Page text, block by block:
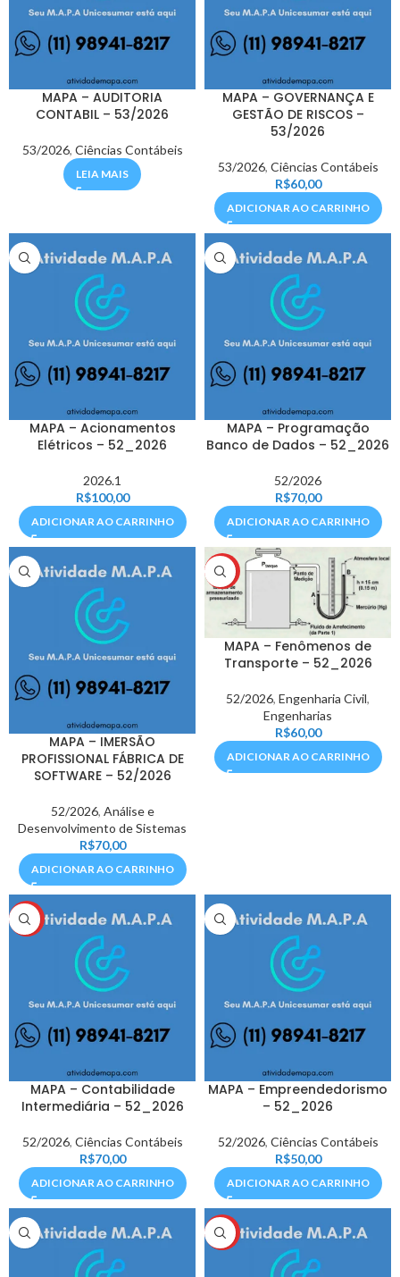
MAPA – AUDITORIA
CONTABIL – 53/2026
53/2026, Ciências Contábeis
LEIA MAIS
MAPA – GOVERNANÇA E
GESTÃO DE RISCOS –
53/2026
53/2026, Ciências Contábeis
R$60,00
ADICIONAR AO CARRINHO
MAPA – Acionamentos
Elétricos – 52_2026
2026.1
R$100,00
ADICIONAR AO CARRINHO
MAPA – Programação
Banco de Dados – 52_2026
52/2026
R$70,00
ADICIONAR AO CARRINHO
MAPA – IMERSÃO
PROFISSIONAL FÁBRICA DE
SOFTWARE – 52/2026
52/2026, Análise e
Desenvolvimento de Sistemas
R$70,00
ADICIONAR AO CARRINHO
HOT
MAPA – Fenômenos de
Transporte – 52_2026
52/2026, Engenharia Civil,
Engenharias
R$60,00
ADICIONAR AO CARRINHO
HOT
MAPA – Contabilidade
Intermediária – 52_2026
52/2026, Ciências Contábeis
R$70,00
ADICIONAR AO CARRINHO
MAPA – Empreendedorismo
– 52_2026
52/2026, Ciências Contábeis
R$50,00
ADICIONAR AO CARRINHO
HOT